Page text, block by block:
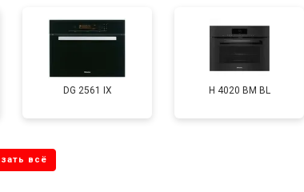
DG 2561 IX H 4020 BM BL